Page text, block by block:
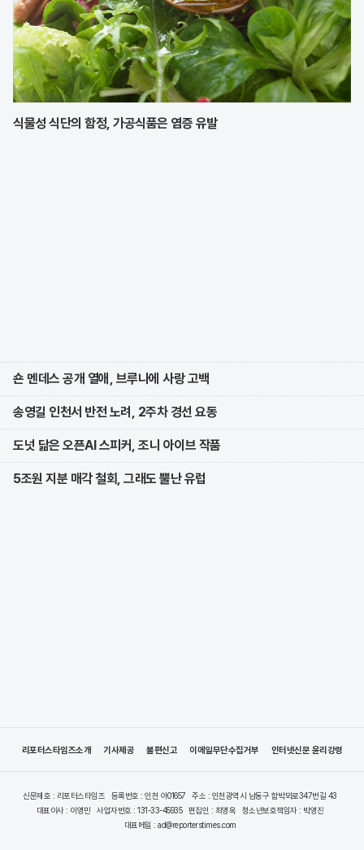
식물성 식단의 함정, 가공식품은 염증 유발
숀 멘데스 공개 열애, 브루나에 사랑 고백
송영길 인천서 반전 노려, 2주차 경선 요동
도넛 닮은 오픈AI 스피커, 조니 아이브 작품
5조원 지분 매각 철회, 그래도 뿔난 유럽
리포터스타임즈소개 기사제공 불편신고 이메일무단수집거부 인터넷신문 윤리강령
신문제호 : 리포터스타임즈 등록번호 : 인천 아01657
주소 : 인천광역시 남동구 함박뫼로347번길 43
대표이사 : 이영민
사업자번호 : 131-33-45935 편집인 : 최영옥
청소년보호책임자 : 박영진
대표메일 : ad@reporterstimes.com